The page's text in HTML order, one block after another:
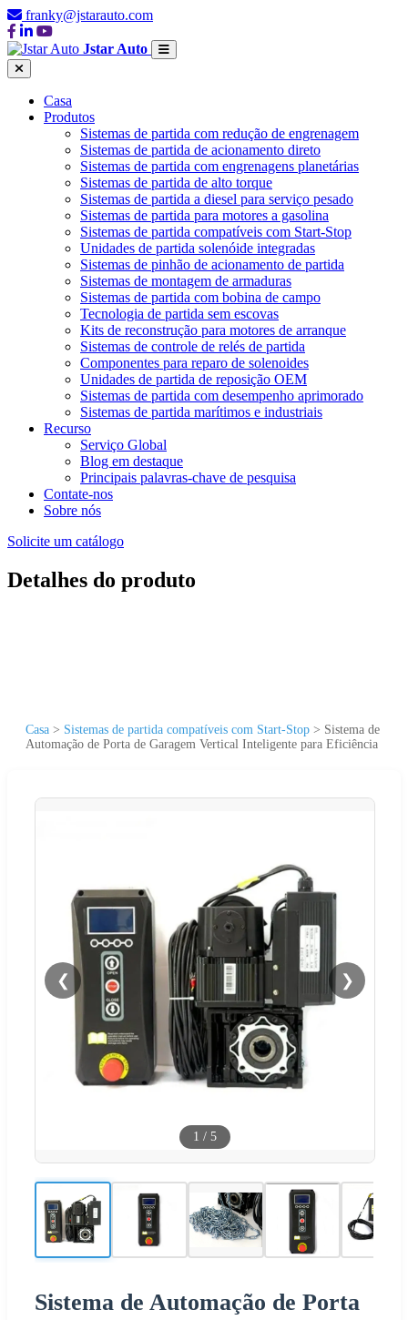
franky@jstarauto.com
Jstar Auto
Casa
Produtos
Sistemas de partida com redução de engrenagem
Sistemas de partida de acionamento direto
Sistemas de partida com engrenagens planetárias
Sistemas de partida de alto torque
Sistemas de partida a diesel para serviço pesado
Sistemas de partida para motores a gasolina
Sistemas de partida compatíveis com Start-Stop
Unidades de partida solenóide integradas
Sistemas de pinhão de acionamento de partida
Sistemas de montagem de armaduras
Sistemas de partida com bobina de campo
Tecnologia de partida sem escovas
Kits de reconstrução para motores de arranque
Sistemas de controle de relés de partida
Componentes para reparo de solenoides
Unidades de partida de reposição OEM
Sistemas de partida com desempenho aprimorado
Sistemas de partida marítimos e industriais
Recurso
Serviço Global
Blog em destaque
Principais palavras-chave de pesquisa
Contate-nos
Sobre nós
Solicite um catálogo
Detalhes do produto
Casa > Sistemas de partida compatíveis com Start-Stop > Sistema de
Automação de Porta de Garagem Vertical Inteligente para Eficiência
❮ ❯
1 / 5
Sistema de Automação de Porta